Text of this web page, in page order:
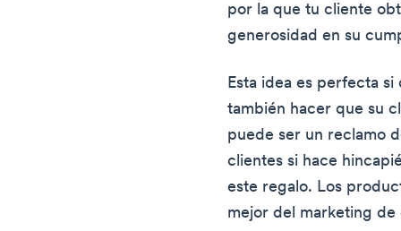
por la que tu cliente
generosidad en su
Esta idea es perfecta
también hacer que su
puede ser un reclamo
clientes si hace
este regalo. Los
mejor del marketing de